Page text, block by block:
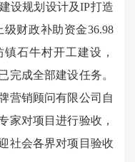
设规划设计及IP打造
财政补助资金36.98
石牛村开工建设，
完成全部建设任务。
营销顾问有限公司自
家对项目进行验收，
社会各界对项目验收